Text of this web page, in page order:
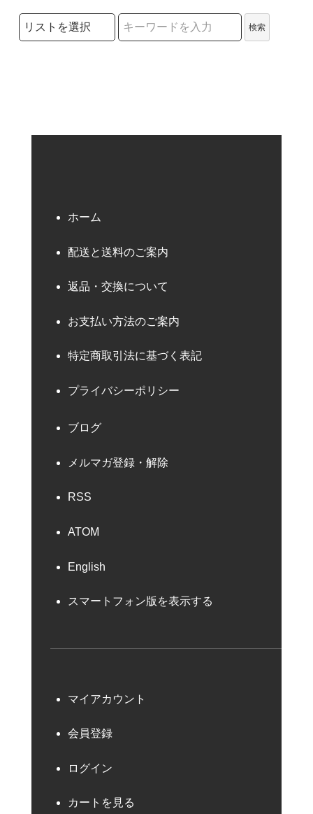
検索リストの選択
検索
ホーム
配送と送料のご案内
返品・交換について
お支払い方法のご案内
特定商取引法に基づく表記
プライバシーポリシー
ブログ
メルマガ登録・解除
RSS
ATOM
English
スマートフォン版を表示する
マイアカウント
会員登録
ログイン
カートを見る